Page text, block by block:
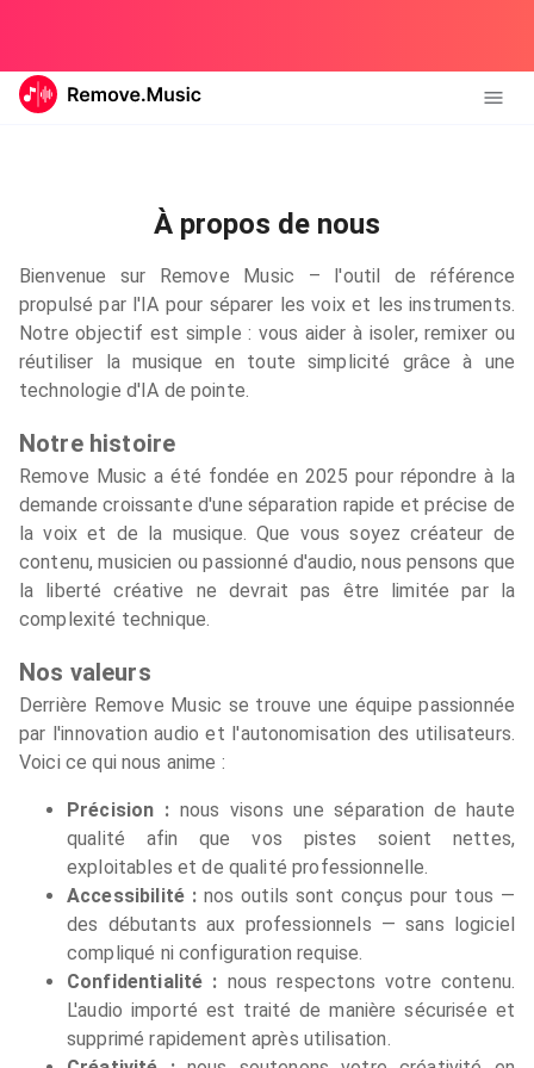
À propos de nous
Bienvenue sur Remove Music – l'outil de référence
propulsé par l'IA pour séparer les voix et les instruments.
Notre objectif est simple : vous aider à isoler, remixer ou
réutiliser la musique en toute simplicité grâce à une
technologie d'IA de pointe.
Notre histoire
Remove Music a été fondée en 2025 pour répondre à la
demande croissante d'une séparation rapide et précise de
la voix et de la musique. Que vous soyez créateur de
contenu, musicien ou passionné d'audio, nous pensons que
la liberté créative ne devrait pas être limitée par la
complexité technique.
Nos valeurs
Derrière Remove Music se trouve une équipe passionnée
par l'innovation audio et l'autonomisation des utilisateurs.
Voici ce qui nous anime :
Précision : nous visons une séparation de haute
qualité afin que vos pistes soient nettes,
exploitables et de qualité professionnelle.
Accessibilité :nos outils sont conçus pour tous —
des débutants aux professionnels — sans logiciel
compliqué ni configuration requise.
Confidentialité : nous respectons votre contenu.
L'audio importé est traité de manière sécurisée et
supprimé rapidement après utilisation.